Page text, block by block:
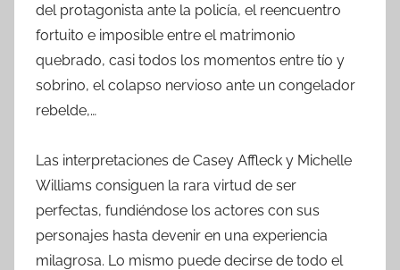
del protagonista ante la policía, el reencuentro
fortuito e imposible entre el matrimonio
quebrado, casi todos los momentos entre tío y
sobrino, el colapso nervioso ante un congelador
rebelde,…
Las interpretaciones de Casey Affleck y Michelle
Williams consiguen la rara virtud de ser
perfectas, fundiéndose los actores con sus
personajes hasta devenir en una experiencia
milagrosa. Lo mismo puede decirse de todo el